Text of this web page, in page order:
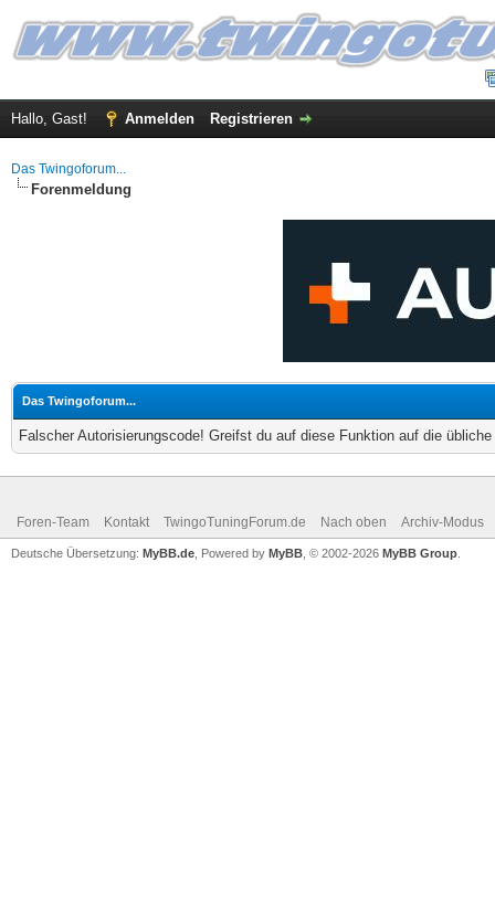
Hallo, Gast! Anmelden Registrieren
Das Twingoforum...
Forenmeldung
Das Twingoforum...
Falscher Autorisierungscode! Greifst du auf diese Funktion auf die
Foren-Team Kontakt TwingoTuningForum.de Nach oben Archiv-Modus
Deutsche Übersetzung: MyBB.de , Powered by MyBB , © 2002-2026 MyBB Group